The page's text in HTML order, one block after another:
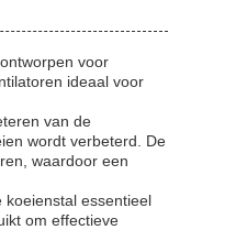
voor
ideaal voor
van de
wordt verbeterd. De
waardoor een
koeienstal essentieel
om effectieve